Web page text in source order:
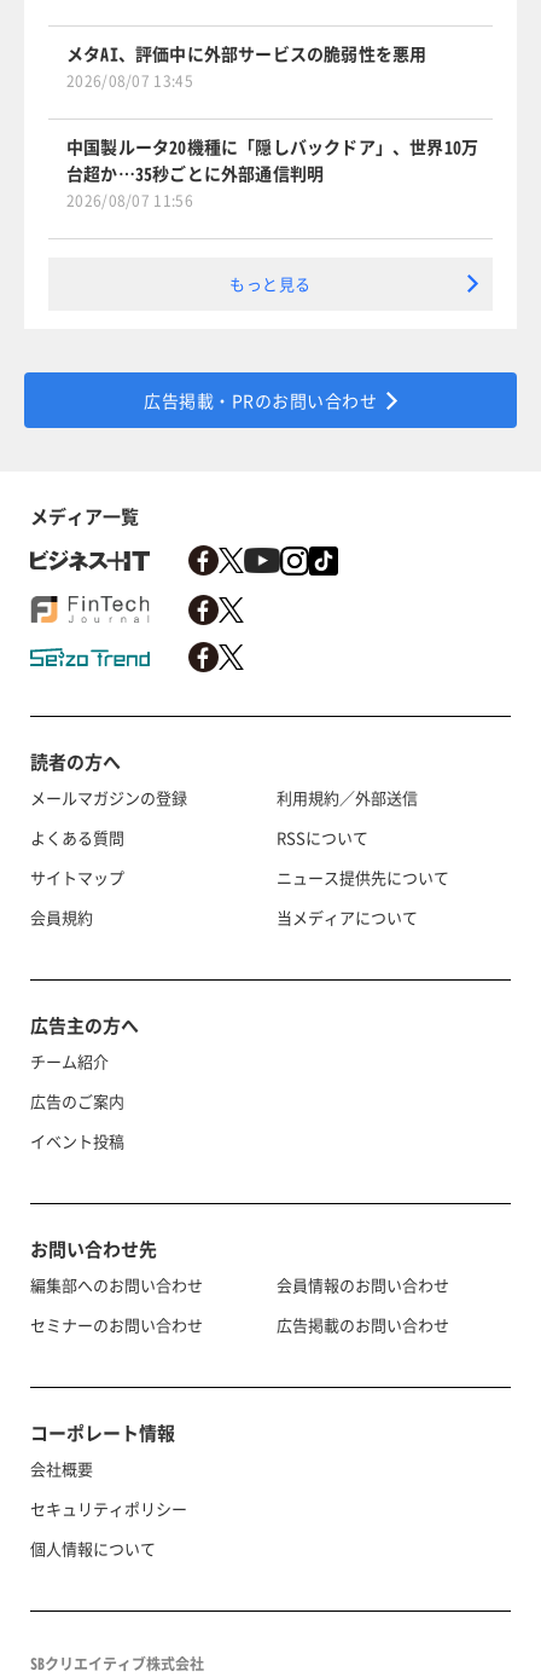
メタAI、評価中に外部サービスの脆弱性を悪用
2026/08/07 13:45
中国製ルータ20機種に「隠しバックドア」、世界10万
台超か…35秒ごとに外部通信判明
2026/08/07 11:56
もっと見る
広告掲載・PRのお問い合わせ
メディア一覧
読者の方へ
メールマガジンの登録
よくある質問
サイトマップ
会員規約
利用規約／外部送信
RSSについて
ニュース提供先について
当メディアについて
広告主の方へ
チーム紹介
広告のご案内
イベント投稿
お問い合わせ先
編集部へのお問い合わせ
セミナーのお問い合わせ
会員情報のお問い合わせ
広告掲載のお問い合わせ
コーポレート情報
会社概要
セキュリティポリシー
個人情報について
SBクリエイティブ株式会社